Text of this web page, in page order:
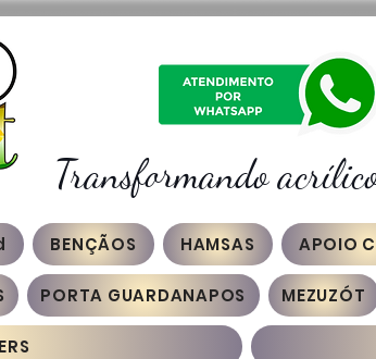
Transformando
BENÇÃOS HAMSAS APOIO
PORTA GUARDANAPOS MEZUZÓT